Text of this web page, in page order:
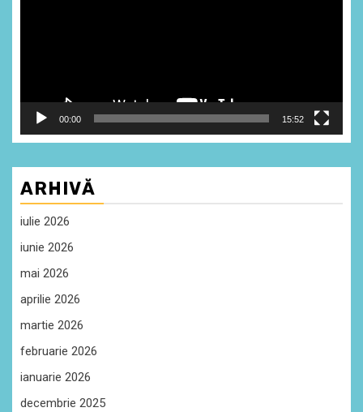
00:00 15:52
ARHIVĂ
iulie 2026
iunie 2026
mai 2026
aprilie 2026
martie 2026
februarie 2026
ianuarie 2026
decembrie 2025